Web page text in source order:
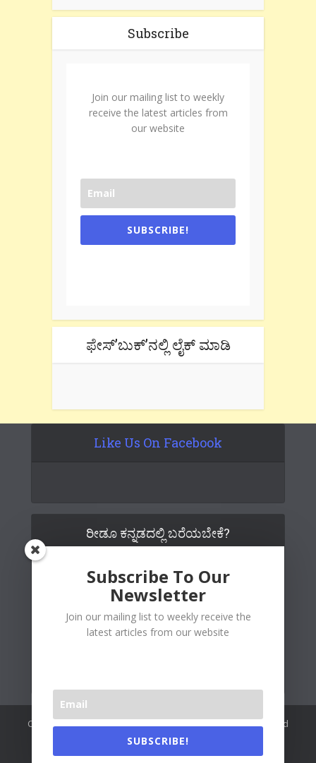
Subscribe
Join our mailing list to weekly
receive the latest articles from
our website
SUBSCRIBE!
ಫೇಸ್’ಬುಕ್’ನಲ್ಲಿ ಲೈಕ್ ಮಾಡಿ
Like Us On Facebook
ರೀಡೂ ಕನ್ನಡದಲ್ಲಿ ಬರೆಯಬೇಕೆ?
Copywrite© 2026 Readoo Media Private Limited. Created and
maintained byThe Web People
Subscribe To Our
Newsletter
Join our mailing list to weekly receive the
latest articles from our website
SUBSCRIBE!